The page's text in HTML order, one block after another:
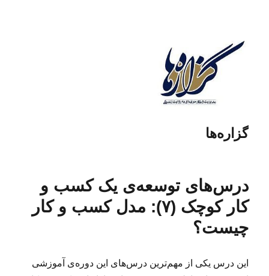
گزاره‌ها
درس‌های توسعه‌ی یک کسب و
کار کوچک (۷): مدل کسب و کار
چیست؟
این درس یکی از مهم‌ترین درس‌های این دوره‌ی آموزشی